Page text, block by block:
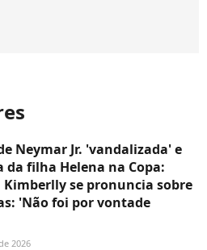
Neymar Jr. 'vandalizada' e
da filha Helena na Copa:
Kimberlly se pronuncia sobre
'Não foi por vontade
2026